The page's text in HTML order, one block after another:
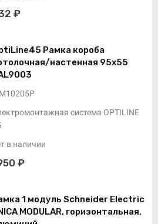
₽
Рамка короба
настенная 95х55
система OPTILINE
в наличии
₽
1 модуль Schneider Electric
MODULAR, горизонтальная,